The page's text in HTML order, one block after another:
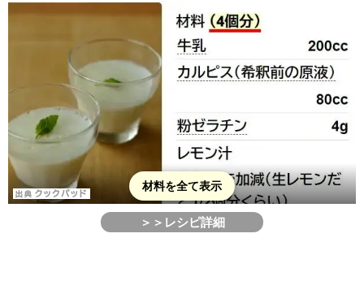
材料を全て表示
＞＞レシピ詳細